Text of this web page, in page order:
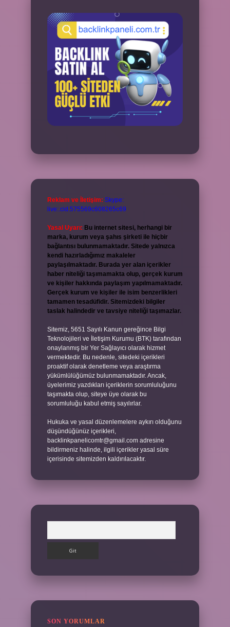
Reklam ve İletişim: Skype:
live:.cid.575569c608265c69
Yasal Uyarı: Bu internet sitesi, herhangi bir
marka, kurum veya şahıs şirketi ile hiçbir
bağlantısı bulunmamaktadır. Sitede yalnızca
kendi hazırladığımız makaleler
paylaşılmaktadır. Burada yer alan içerikler
haber niteliği taşımamakta olup, gerçek kurum
ve kişiler hakkında paylaşım yapılmamaktadır.
Gerçek kurum ve kişiler ile isim benzerlikleri
tamamen tesadüfidir. Sitemizdeki bilgiler
taslak halindedir ve tavsiye niteliği taşımazlar.
Sitemiz, 5651 Sayılı Kanun gereğince Bilgi
Teknolojileri ve İletişim Kurumu (BTK) tarafından
onaylanmış bir Yer Sağlayıcı olarak hizmet
vermektedir. Bu nedenle, sitedeki içerikleri
proaktif olarak denetleme veya araştırma
yükümlülüğümüz bulunmamaktadır. Ancak,
üyelerimiz yazdıkları içeriklerin sorumluluğunu
taşımakta olup, siteye üye olarak bu
sorumluluğu kabul etmiş sayılırlar.
Hukuka ve yasal düzenlemelere aykırı olduğunu
düşündüğünüz içerikleri,
backlinkpanelicomtr@gmail.com adresine
bildirmeniz halinde, ilgili içerikler yasal süre
içerisinde sitemizden kaldırılacaktır.
SON YORUMLAR